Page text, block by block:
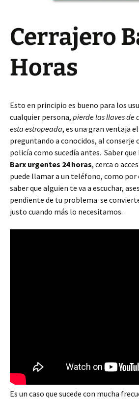
Cerrajero
Horas
Esto en principio es bueno para los
cualquier persona, pierde las llaves de
esta estropeada, es una gran ventaja
preguntando a conocidos, al conserje
policía como sucedía antes. Saber que
Barx urgentes 24 horas, cerca o
puede llamar a un teléfono, como por
saber que alguien te va a escuchar,
pendiente de tu problema se
justo cuando más lo necesitamos.
Es un caso que sucede con mucha